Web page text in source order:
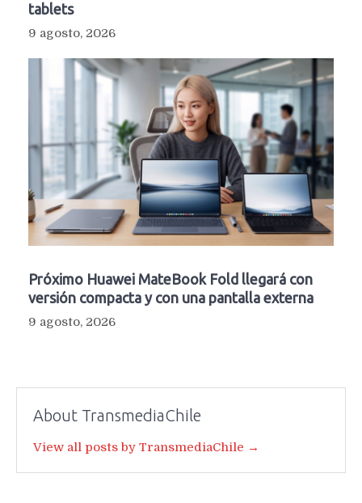
tablets
9 agosto, 2026
Próximo Huawei MateBook Fold llegará con
versión compacta y con una pantalla externa
9 agosto, 2026
About TransmediaChile
View all posts by TransmediaChile →